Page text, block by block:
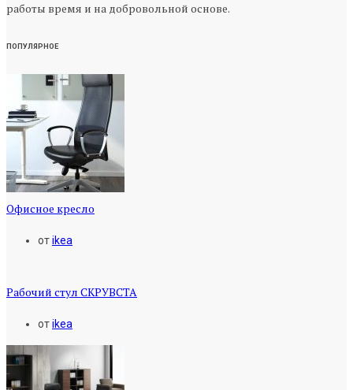
работы время и на добровольной основе.
ПОПУЛЯРНОЕ
Офисное кресло
отikea
Рабочий стул СКРУВСТА
отikea